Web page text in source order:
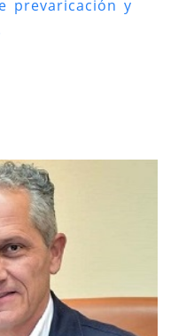
prevaricación y